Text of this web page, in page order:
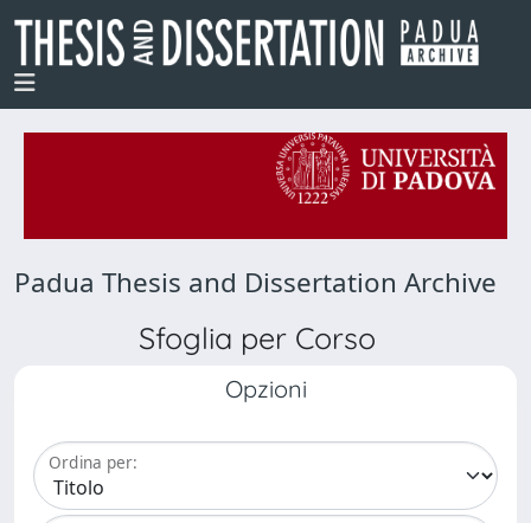
Padua Thesis and Dissertation Archive
Sfoglia per Corso
Opzioni
Ordina per: